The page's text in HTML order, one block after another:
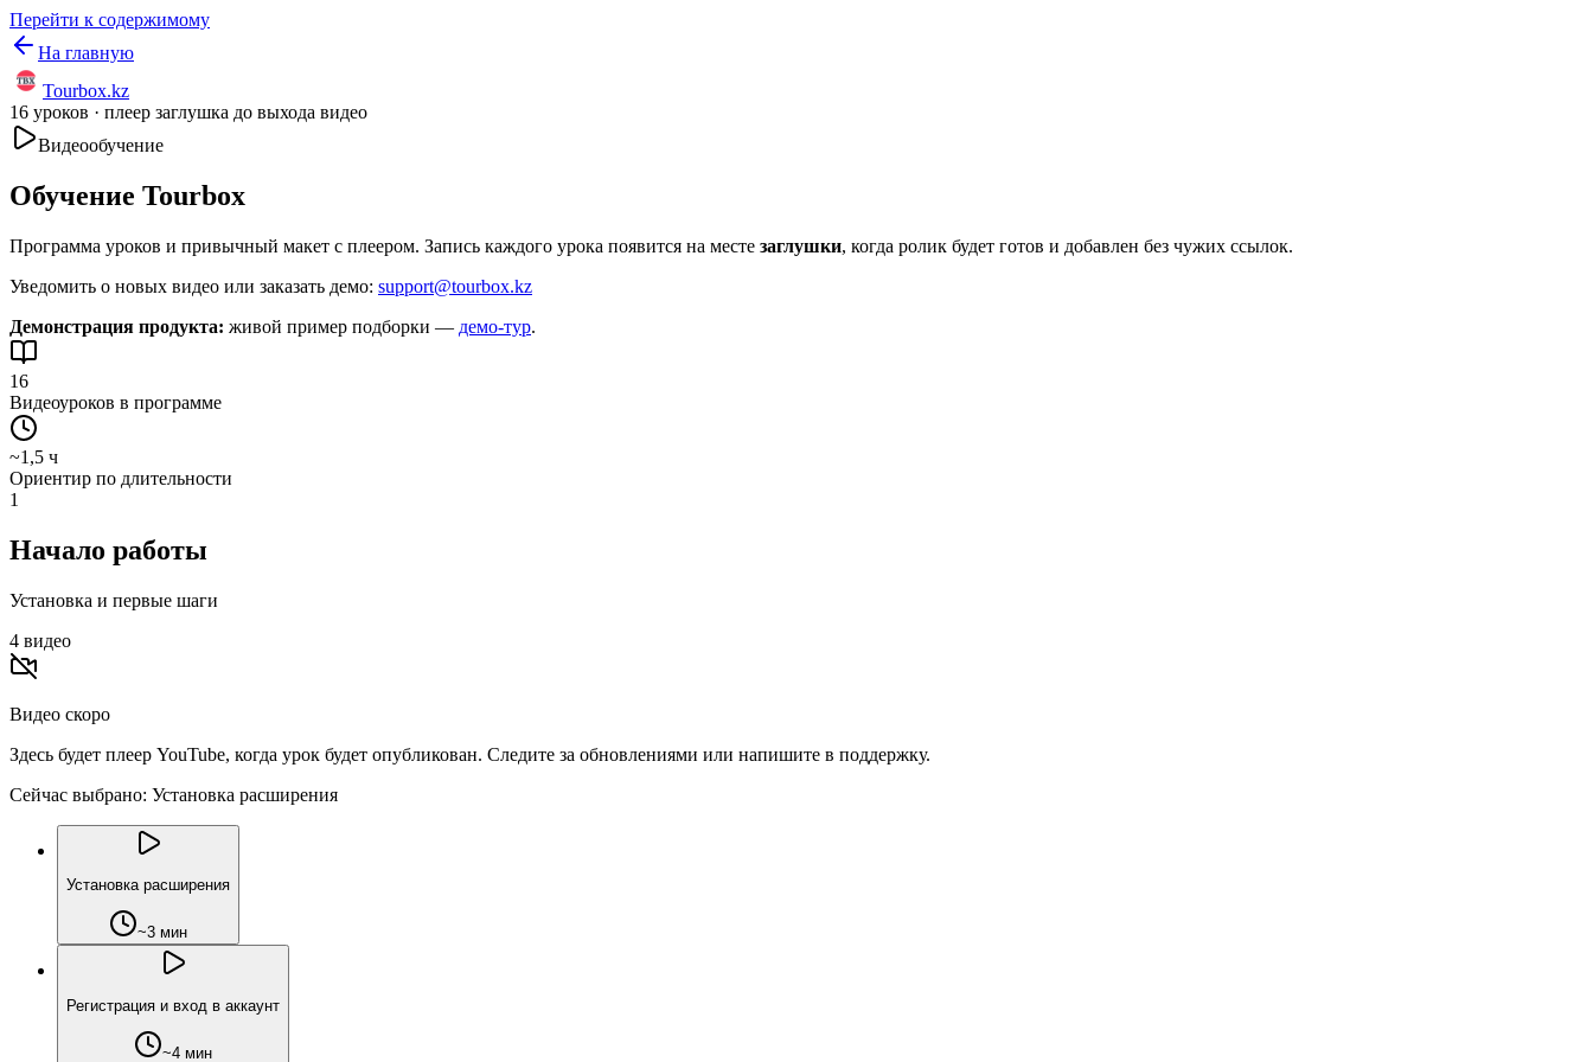
Перейти к содержимому
На главную
Tourbox.kz
16 уроков · плеер заглушка до выхода видео
Видеообучение
Обучение Tourbox
Программа уроков и привычный макет с плеером. Запись каждого урока появится на месте заглушки, когда ролик будет готов и добавлен без чужих ссылок.
Уведомить о новых видео или заказать демо: support@tourbox.kz
Демонстрация продукта: живой пример подборки — демо-тур.
16
Видеоуроков в программе
~1,5 ч
Ориентир по длительности
1
Начало работы
Установка и первые шаги
4 видео
Видео скоро
Здесь будет плеер YouTube, когда урок будет опубликован. Следите за обновлениями или напишите в поддержку.
Сейчас выбрано: Установка расширения
Установка расширения
~3 мин
Регистрация и вход в аккаунт
~4 мин